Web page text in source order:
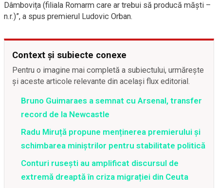
Dâmbovița (filiala Romarm care ar trebui să producă măști –
n.r.)”, a spus premierul Ludovic Orban.
Context și subiecte conexe
Pentru o imagine mai completă a subiectului, urmărește
și aceste articole relevante din același flux editorial.
Bruno Guimaraes a semnat cu Arsenal, transfer
record de la Newcastle
Radu Miruță propune menținerea premierului și
schimbarea miniștrilor pentru stabilitate politică
Conturi rusești au amplificat discursul de
extremă dreaptă în criza migrației din Ceuta